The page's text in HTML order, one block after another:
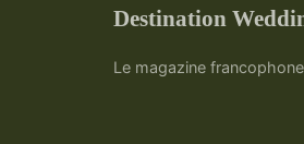
Destination
Le magazine